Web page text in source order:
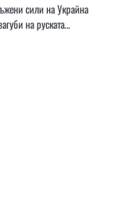
сили на Украйна
на руската…